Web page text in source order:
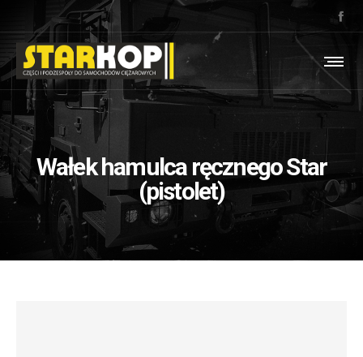
Wałek hamulca ręcznego Star
(pistolet)